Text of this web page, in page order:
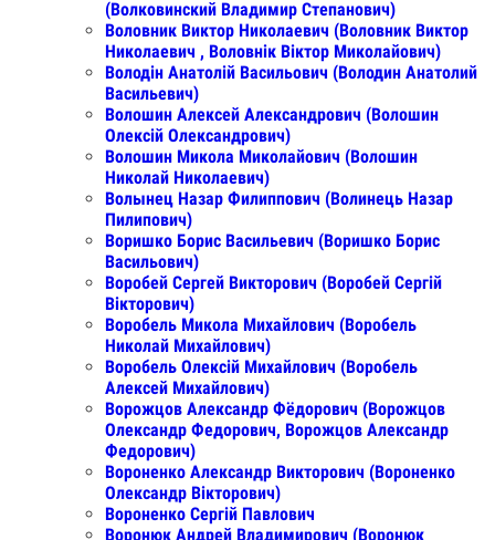
(Волковинский Владимир Степанович)
Воловник Виктор Николаевич (Воловник Виктор
Николаевич , Воловнік Віктор Миколайович)
Володін Анатолій Васильович (Володин Анатолий
Васильевич)
Волошин Алексей Александрович (Волошин
Олексій Олександрович)
Волошин Микола Миколайович (Волошин
Николай Николаевич)
Волынец Назар Филиппович (Волинець Назар
Пилипович)
Воришко Борис Васильевич (Воришко Борис
Васильович)
Воробей Сергей Викторович (Воробей Сергій
Вікторович)
Воробель Микола Михайлович (Воробель
Николай Михайлович)
Воробель Олексій Михайлович (Воробель
Алексей Михайлович)
Ворожцов Александр Фёдорович (Ворожцов
Олександр Федорович, Ворожцов Александр
Федорович)
Вороненко Александр Викторович (Вороненко
Олександр Вікторович)
Вороненко Сергій Павлович
Воронюк Андрей Владимирович (Воронюк